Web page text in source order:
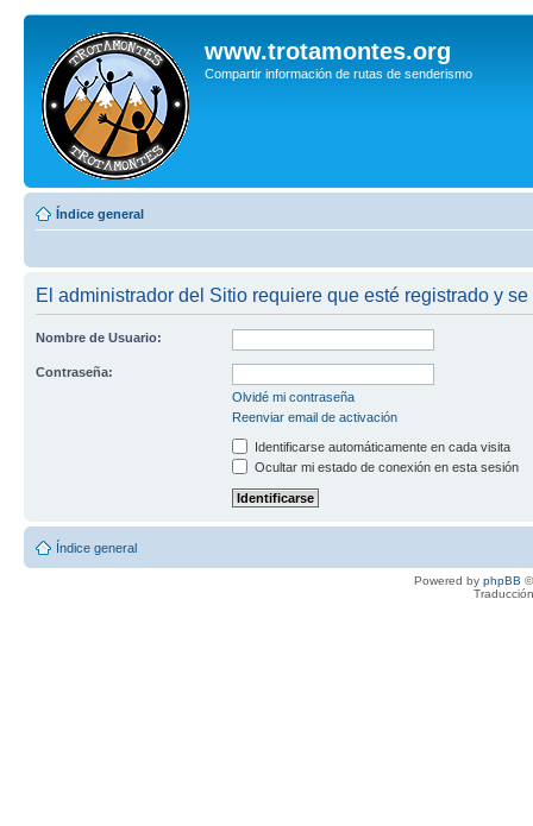
www.trotamontes.org
Compartir información de rutas de senderismo
Índice general
El administrador del Sitio requiere que esté registrado y
Nombre de Usuario:
Contraseña:
Olvidé mi contraseña
Reenviar email de activación
Identificarse automáticamente en cada visita
Ocultar mi estado de conexión en esta sesión
Índice general
Powered by phpBB